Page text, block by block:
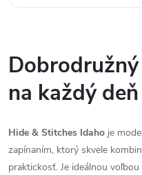
na každý
Hide & Stitches Idaho je
zapínaním, ktorý skvele
praktickosť. Je ideálnou